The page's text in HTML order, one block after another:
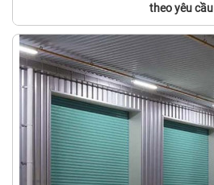
theo yêu cầu